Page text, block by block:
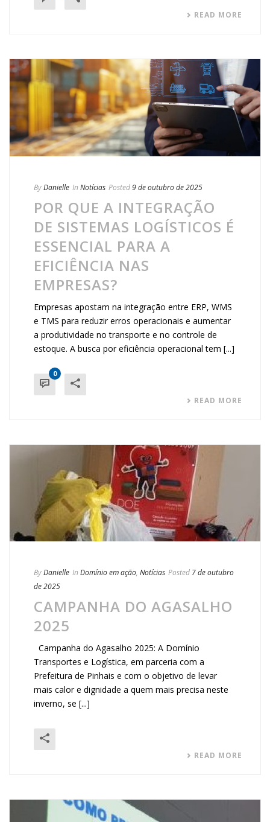
READ MORE
ByDanielle In Notícias Posted9 de outubro de 2025
POR QUE A INTEGRAÇÃO
DE SISTEMAS LOGÍSTICOS É
ESSENCIAL PARA A
EFICIÊNCIA NAS
EMPRESAS?
Empresas apostam na integração entre ERP, WMS
e TMS para reduzir erros operacionais e aumentar
a produtividade no transporte e no controle de
estoque. A busca por eficiência operacional tem [...]
0
READ MORE
ByDanielle In Domínio em ação, Notícias Posted 7 de outubro
de 2025
CAMPANHA DO AGASALHO
2025
Campanha do Agasalho 2025: A Domínio
Transportes e Logística, em parceria com a
Prefeitura de Pinhais e com o objetivo de levar
mais calor e dignidade a quem mais precisa neste
inverno, se [...]
READ MORE